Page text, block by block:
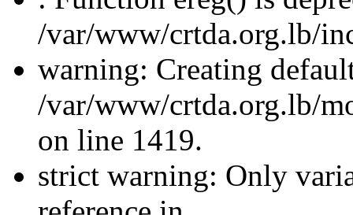
/var/www/crtda.org.lb/
warning: Creating
/var/www/crtda.org.lb/
on line 1419.
strict warning: Only